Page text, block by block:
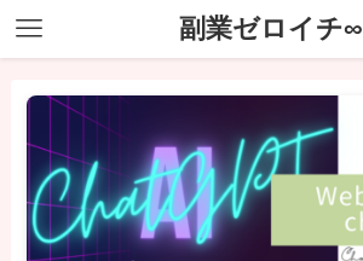
副業ゼロイチ∞